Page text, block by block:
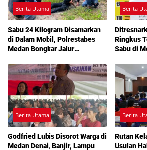
Berita Utama
Sabu 24 Kilogram Disamarkan
di Dalam Mobil, Polrestabes
Medan Bongkar Jalur
Berita
Ringkus
Sabu di
Berita Utama
Godfried Lubis Disorot Warga di
Medan Denai, Banjir, Lampu
Berita
Rutan
Usulan